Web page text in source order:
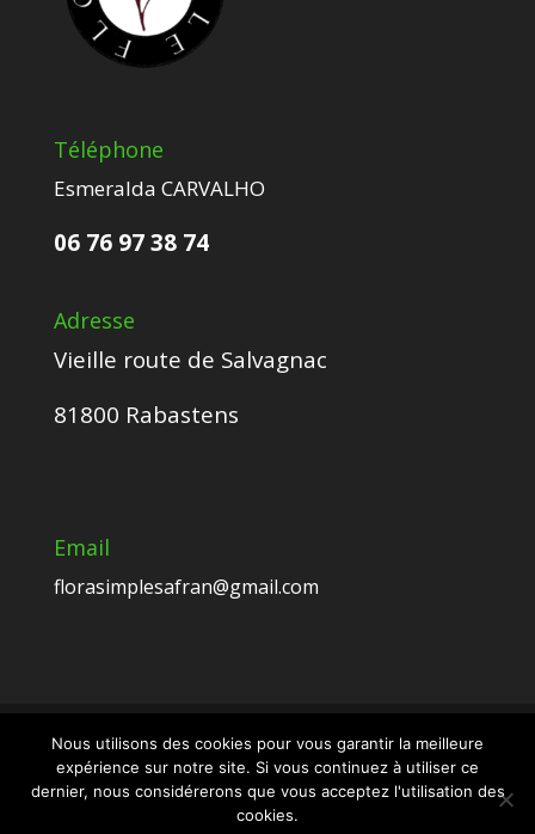
Téléphone
Esmeralda CARVALHO
06 76 97 38 74
Adresse
Vieille route de Salvagnac
81800 Rabastens
Email
florasimplesafran@gmail.com
Crédits Esmeralda CARVALHO - Tous droits
Mentions légales et protection
Nous utilisons des cookies pour vous garantir la meilleure
expérience sur notre site. Si vous continuez à utiliser ce
dernier, nous considérerons que vous acceptez l'utilisation des
cookies.